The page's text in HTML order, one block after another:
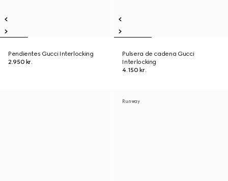
Pendientes Gucci Interlocking
2.950 kr.
Pulsera de cadena Gucci
Interlocking
4.150 kr.
Runway